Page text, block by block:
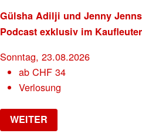
Gülsha Adilji und Jenny
Podcast exklusiv im
Sonntag, 23.08.2026
abCHF 34
Verlosung
WEITER